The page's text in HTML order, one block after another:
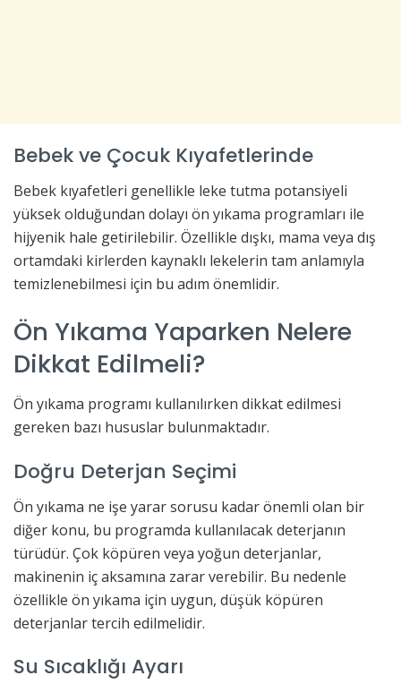
Bebek ve Çocuk Kıyafetlerinde
Bebek kıyafetleri genellikle leke tutma potansiyeli
yüksek olduğundan dolayı ön yıkama programları ile
hijyenik hale getirilebilir. Özellikle dışkı, mama veya dış
ortamdaki kirlerden kaynaklı lekelerin tam anlamıyla
temizlenebilmesi için bu adım önemlidir.
Ön Yıkama Yaparken Nelere
Dikkat Edilmeli?
Ön yıkama programı kullanılırken dikkat edilmesi
gereken bazı hususlar bulunmaktadır.
Doğru Deterjan Seçimi
Ön yıkama ne işe yarar sorusu kadar önemli olan bir
diğer konu, bu programda kullanılacak deterjanın
türüdür. Çok köpüren veya yoğun deterjanlar,
makinenin iç aksamına zarar verebilir. Bu nedenle
özellikle ön yıkama için uygun, düşük köpüren
deterjanlar tercih edilmelidir.
Su Sıcaklığı Ayarı